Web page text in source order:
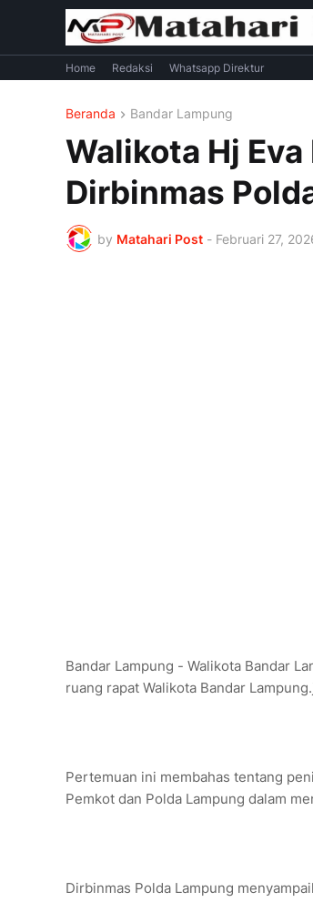
Home Redaksi Whatsapp Direktur
Beranda Bandar Lampung
Walikota Hj
Dirbinmas
by Matahari Post - Februari 27,
Bandar Lampung - Walikota Bandar
ruang rapat Walikota Bandar
Pertemuan ini membahas tentang
Pemkot dan Polda Lampung dalam
Dirbinmas Polda Lampung